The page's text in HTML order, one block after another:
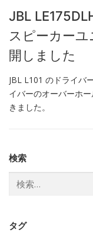
JBL
スピーカー
開しました
JBL L101 のドライバ
イバーのオーバーホ
きました。
検索
索:
タグ